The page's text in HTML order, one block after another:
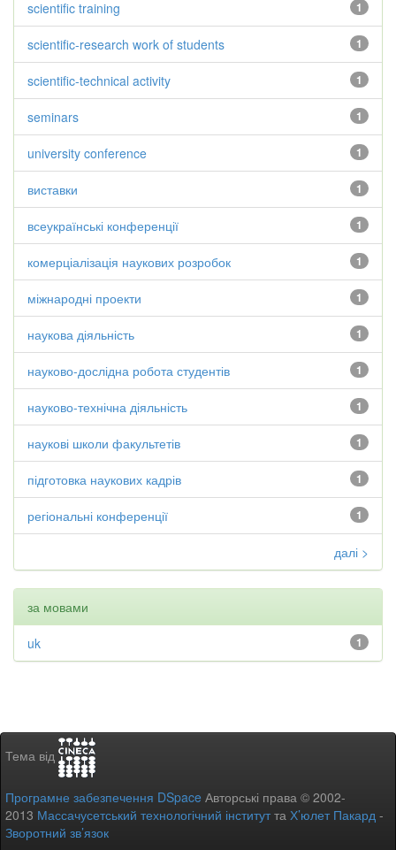
1
scientific training
1
scientific-research work of students
1
scientific-technical activity
1
seminars
1
university conference
1
виставки
1
всеукраїнські конференції
1
комерціалізація наукових розробок
1
міжнародні проекти
1
наукова діяльність
1
науково-дослідна робота студентів
1
науково-технічна діяльність
1
наукові школи факультетів
1
підготовка наукових кадрів
1
регіональні конференції
далі >
за мовами
1
uk
Тема від
Програмне забезпечення DSpace Авторські права © 2002-
2013 Массачусетський технологічний інститутта Х’юлет Пакард -
Зворотний зв’язок